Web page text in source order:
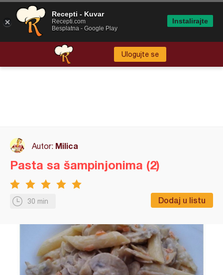
Ulogujte se
Autor: Milica
30 min Dodaj u listu
Pasta sa šampinjonima (2)
Recepti - Kuvar
Recepti.com
Besplatna - Google Play
Instalirajte